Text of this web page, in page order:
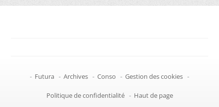
- Futura - Archives - Conso - Gestion des cookies -
Politique de confidentialité - Haut de page